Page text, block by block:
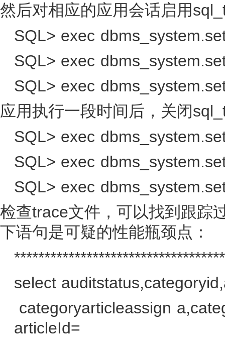
然后对相应的应用会话启用
SQL> exec
SQL> exec
SQL> exec
应用执行一段时间后，关闭
SQL> exec
SQL> exec
SQL> exec
检查trace文件，可以找到跟踪
下语句是可疑的性能瓶颈点：
select
categoryarticleassign
articleId=